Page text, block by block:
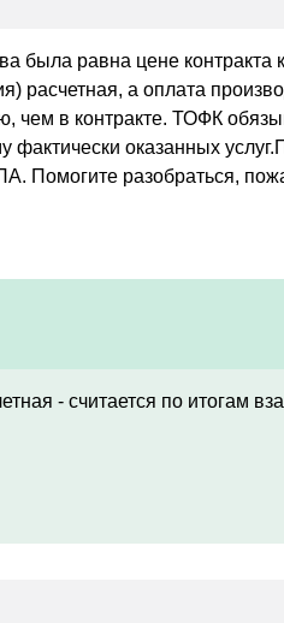
была равна цене контракта
расчетная, а оплата
чем в контракте. ТОФК
фактически оказанных
Помогите разобраться,
- считается по итогам